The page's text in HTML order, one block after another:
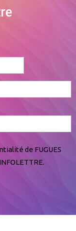
de FUGUES